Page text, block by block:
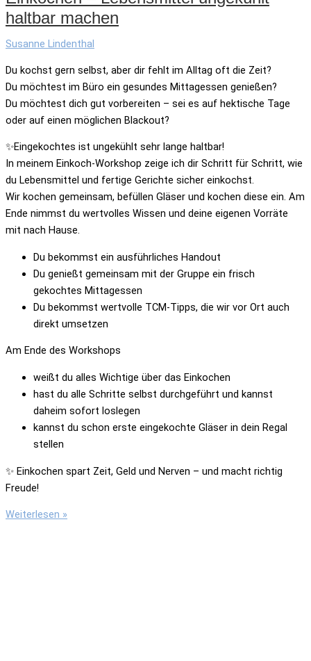
haltbar machen
Susanne Lindenthal
Du kochst gern selbst, aber dir fehlt im Alltag oft die Zeit?
Du möchtest im Büro ein gesundes Mittagessen genießen?
Du möchtest dich gut vorbereiten – sei es auf hektische Tage
oder auf einen möglichen Blackout?
✨Eingekochtes ist ungekühlt sehr lange haltbar!
In meinem Einkoch-Workshop zeige ich dir Schritt für Schritt, wie
du Lebensmittel und fertige Gerichte sicher einkochst.
Wir kochen gemeinsam, befüllen Gläser und kochen diese ein. Am
Ende nimmst du wertvolles Wissen und deine eigenen Vorräte
mit nach Hause.
Du bekommst ein ausführliches Handout
Du genießt gemeinsam mit der Gruppe ein frisch
gekochtes Mittagessen
Du bekommst wertvolle TCM-Tipps, die wir vor Ort auch
direkt umsetzen
Am Ende des Workshops
weißt du alles Wichtige über das Einkochen
hast du alle Schritte selbst durchgeführt und kannst
daheim sofort loslegen
kannst du schon erste eingekochte Gläser in dein Regal
stellen
✨ Einkochen spart Zeit, Geld und Nerven – und macht richtig
Freude!
Einkochen
Weiterlesen »